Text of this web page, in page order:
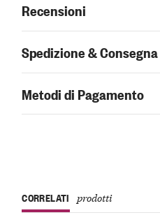
Recensioni
Spedizione & Consegna
Metodi di Pagamento
CORRELATI prodotti